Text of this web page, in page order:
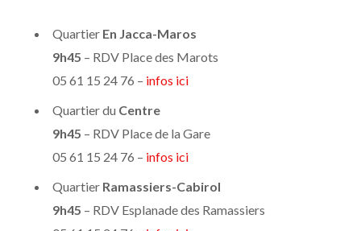
Quartier En Jacca-Maros
9h45 – RDV Place des Marots
05 61 15 24 76 – infos ici
Quartier du Centre
9h45 – RDV Place de la Gare
05 61 15 24 76 – infos ici
Quartier Ramassiers-Cabirol
9h45 – RDV Esplanade des Ramassiers